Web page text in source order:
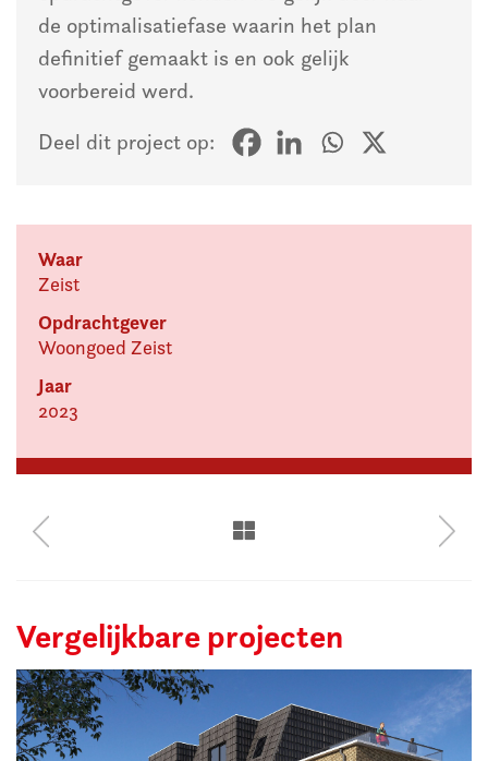
de optimalisatiefase waarin het plan
definitief gemaakt is en ook gelijk
voorbereid werd.
Deel dit project op:
Waar
Zeist
Opdrachtgever
Woongoed Zeist
Jaar
2023
Nieuwbouw
Zwaneridder
Vergelijkbare projecten